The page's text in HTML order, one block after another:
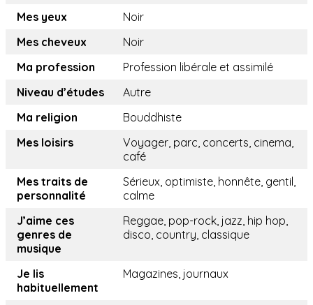
Mes yeux
Noir
Mes cheveux
Noir
Ma profession
Profession libérale et assimilé
Niveau d’études
Autre
Ma religion
Bouddhiste
Mes loisirs
Voyager, parc, concerts, cinema,
café
Mes traits de
personnalité
Sérieux, optimiste, honnête, gentil,
calme
J’aime ces
genres de
musique
Reggae, pop-rock, jazz, hip hop,
disco, country, classique
Je lis
habituellement
Magazines, journaux